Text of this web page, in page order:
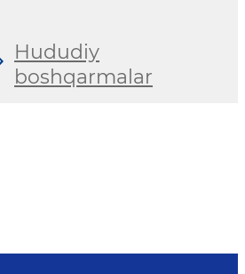
Hududiy
boshqarmalar